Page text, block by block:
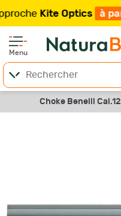
Kite Optics à partir
Menu
Choke Benelli